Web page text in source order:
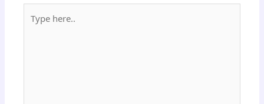
here..